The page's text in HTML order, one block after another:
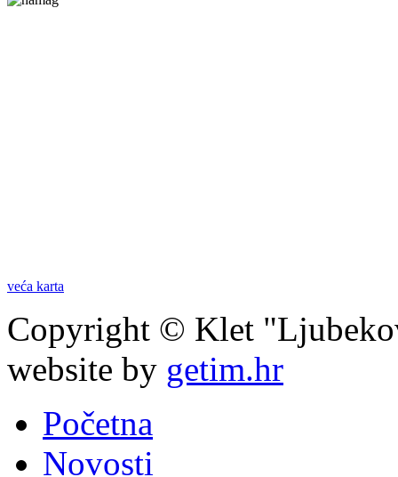
veća karta
Copyright © Klet
website by getim.hr
Početna
Novosti